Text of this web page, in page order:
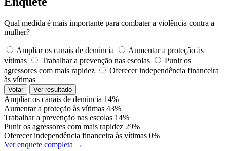
Qual medida é mais importante para combater a violência contra a
mulher?
Ampliar os canais de denúncia
Aumentar a proteção às
vítimas
Trabalhar a prevenção nas escolas
Punir os
agressores com mais rapidez
Oferecer independência financeira
às vítimas
Votar Ver resultado
Ampliar os canais de denúncia 14%
Aumentar a proteção às vítimas 43%
Trabalhar a prevenção nas escolas 14%
Punir os agressores com mais rapidez 29%
Oferecer independência financeira às vítimas 0%
Ver enquete completa →